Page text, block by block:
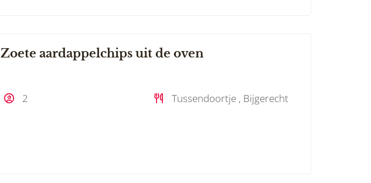
Zoete aardappelchips uit de oven
2 Tussendoortje , Bijgerecht